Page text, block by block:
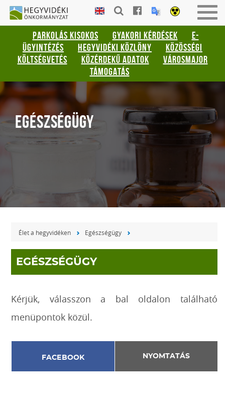
Gyorsbillentyűk
listája
Keresés:
"S"
Bejelentkezés:
be-
HEGYVIDÉKI
ÖNKORMÁNYZAT
PARKOLÁS KISOKOS GYAKORI KÉRDÉSEK
E-
ÜGYINTÉZÉS
HEGYVIDÉKI KÖZLÖNY
KÖZÖSSÉGI
KÖLTSÉGVETÉS
KÖZÉRDEKŰ ADATOK
VÁROSMAJOR
TÁMOGATÁS
EGÉSZSÉGÜGY
Élet a hegyvidéken Egészségügy
EGÉSZSÉGÜGY
Kérjük, válasszon a bal oldalon található
menüpontok közül.
FACEBOOK NYOMTATÁS